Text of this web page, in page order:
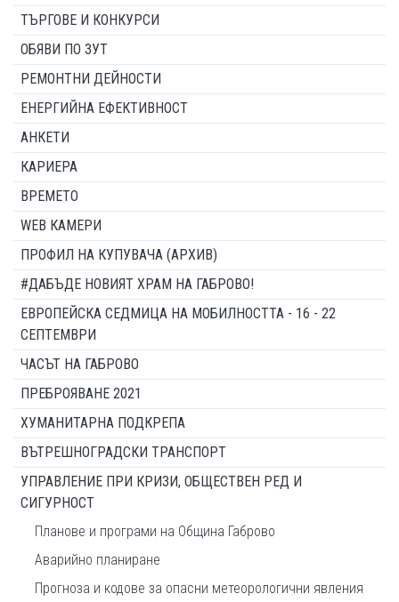
ТЪРГОВЕ И КОНКУРСИ
ОБЯВИ ПО ЗУТ
РЕМОНТНИ ДЕЙНОСТИ
ЕНЕРГИЙНА ЕФЕКТИВНОСТ
АНКЕТИ
КАРИЕРА
ВРЕМЕТО
WEB КАМЕРИ
ПРОФИЛ НА КУПУВАЧА (АРХИВ)
#ДАБЪДЕ НОВИЯТ ХРАМ НА ГАБРОВО!
ЕВРОПЕЙСКА СЕДМИЦА НА МОБИЛНОСТТА - 16 - 22
СЕПТЕМВРИ
ЧАСЪТ НА ГАБРОВО
ПРЕБРОЯВАНЕ 2021
ХУМАНИТАРНА ПОДКРЕПА
ВЪТРЕШНОГРАДСКИ ТРАНСПОРТ
УПРАВЛЕНИЕ ПРИ КРИЗИ, ОБЩЕСТВЕН РЕД И
СИГУРНОСТ
Планове и програми на Община Габрово
Аварийно планиране
Прогноза и кодове за опасни метеорологични явления